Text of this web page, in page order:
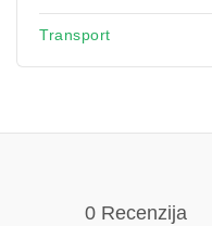
Transport
0 Recenzija